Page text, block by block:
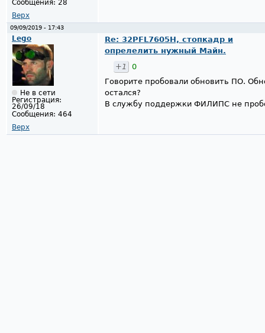
Сообщения: 28
Верх
09/09/2019 - 17:43
Lego
Не в сети
Регистрация:
26/09/18
Сообщения: 464
Верх
Re: 32PFL7605H, стопкадр и
опрелелить нужный Майн.
+1
0
Говорите пробовали обновить ПО.
остался?
В службу поддержки ФИЛИПС не